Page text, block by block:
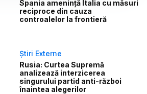
Spania amenință Italia cu măsuri
reciproce din cauza
controalelor la frontieră
Știri Externe
Rusia: Curtea Supremă
analizează interzicerea
singurului partid anti-război
înaintea alegerilor